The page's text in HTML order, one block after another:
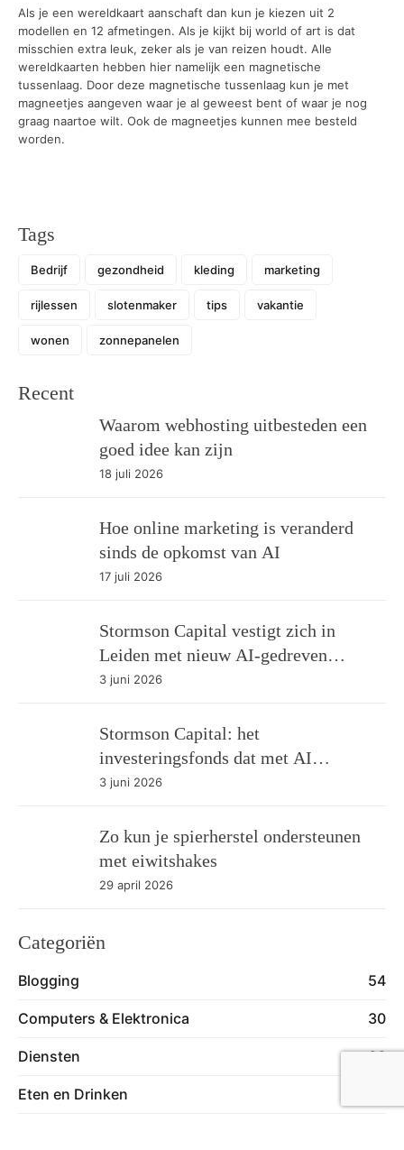
Als je een wereldkaart aanschaft dan kun je kiezen uit 2
modellen en 12 afmetingen. Als je kijkt bij world of art is dat
misschien extra leuk, zeker als je van reizen houdt. Alle
wereldkaarten hebben hier namelijk een magnetische
tussenlaag. Door deze magnetische tussenlaag kun je met
magneetjes aangeven waar je al geweest bent of waar je nog
graag naartoe wilt. Ook de magneetjes kunnen mee besteld
worden.
Tags
Bedrijf gezondheid kleding marketing
rijlessen slotenmaker tips vakantie
wonen zonnepanelen
Recent
Waarom webhosting uitbesteden een
goed idee kan zijn
18 juli 2026
Hoe online marketing is veranderd
sinds de opkomst van AI
17 juli 2026
Stormson Capital vestigt zich in
Leiden met nieuw AI-gedreven
investeringsfonds
3 juni 2026
Stormson Capital: het
investeringsfonds dat met AI
management transparantie als product
3 juni 2026
Zo kun je spierherstel ondersteunen
met eiwitshakes
29 april 2026
Categoriën
Blogging 54
Computers & Elektronica 30
Diensten 66
Eten en Drinken